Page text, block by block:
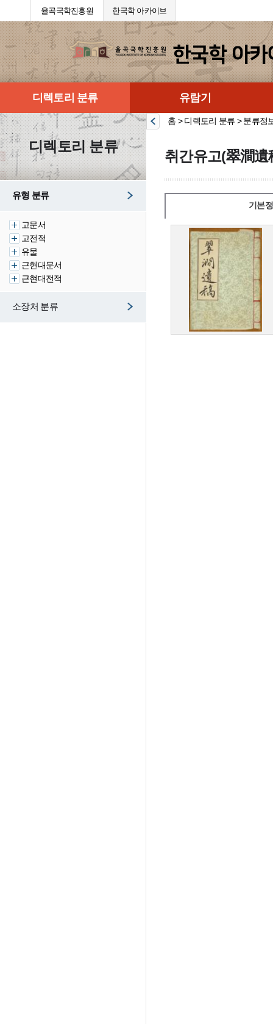
율곡국학진흥원 한국학 아카이브
디렉토리 분류 유람기
디렉토리 분류
유형 분류
고문서
고전적
유물
근현대문서
근현대전적
소장처 분류
홈 > 디렉토리 분류 > 분류정
취간유고(翠澗遺
기본